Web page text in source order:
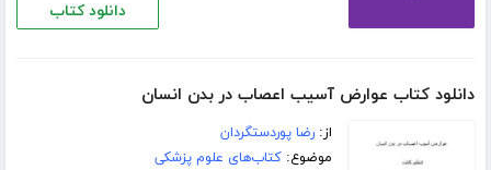
دانلود کتاب
دانلود کتاب عوارض آسیب اعصاب در بدن انسان
از:رضا پوردستگردان
موضوع:کتاب‌های علوم پزشکی